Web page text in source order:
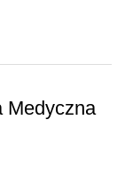
Medyczna